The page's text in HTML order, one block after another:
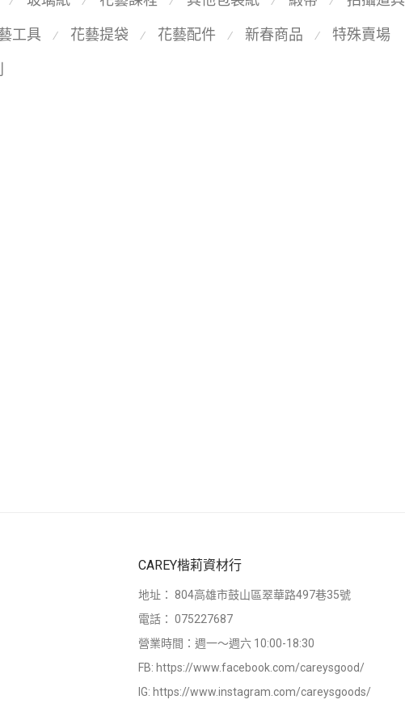
工具 ⁄ 花藝提袋 ⁄ 花藝配件 ⁄ 新春商品 ⁄ 特殊賣場
CAREY楷莉資材行
地址： 804高雄市鼓山區翠華路497巷35號
電話： 075227687
營業時間：週一～週六 10:00-18:30
FB: https://www.facebook.com/careysgood/
IG: https://www.instagram.com/careysgoods/